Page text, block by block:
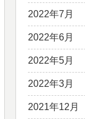
2022年7月
2022年6月
2022年5月
2022年3月
2021年12月